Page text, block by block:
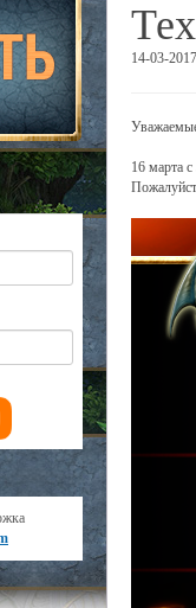
14-03-
16 марта